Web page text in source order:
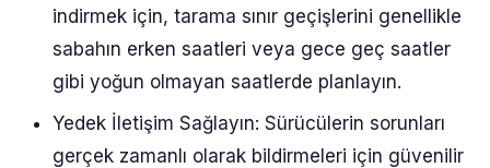
indirmek için, tarama sınır geçişlerini genellikle
sabahın erken saatleri veya gece geç saatler
gibi yoğun olmayan saatlerde planlayın.
Yedek İletişim Sağlayın: Sürücülerin sorunları
gerçek zamanlı olarak bildirmeleri için güvenilir